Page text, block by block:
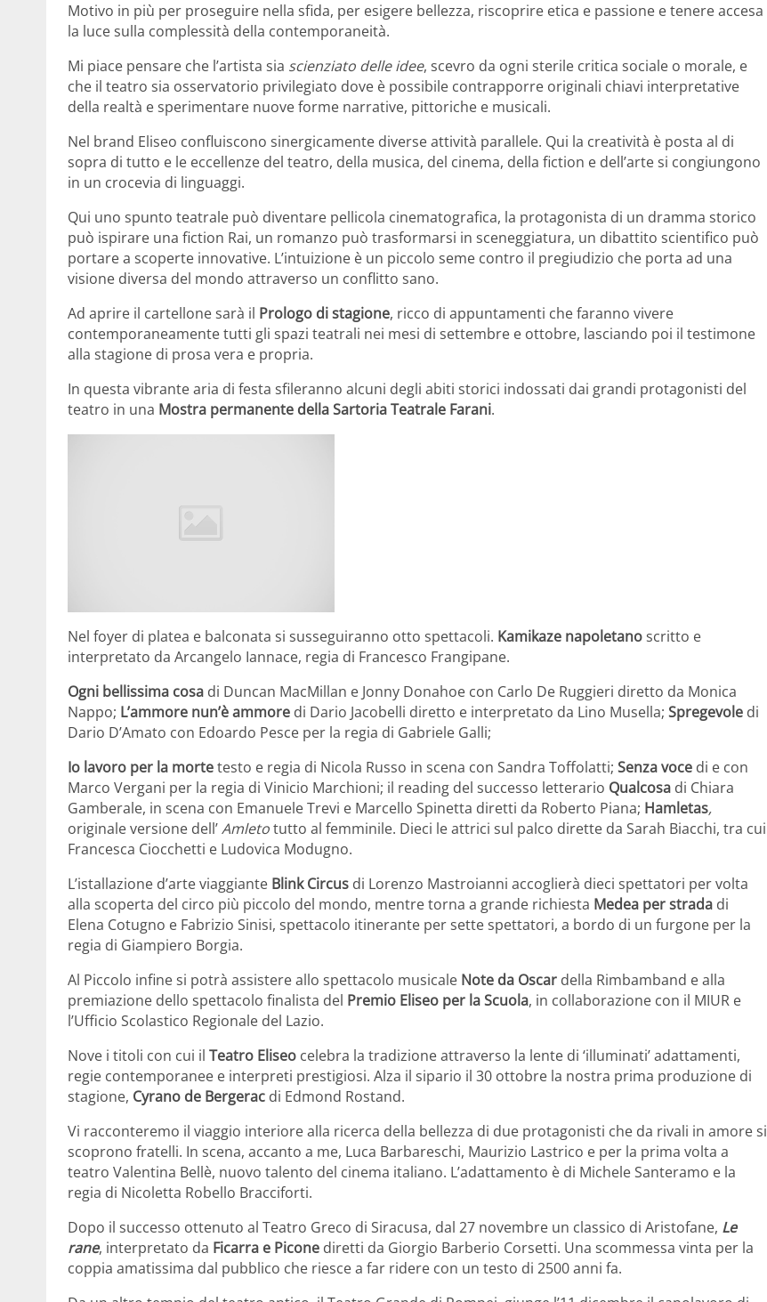
Motivo in più per proseguire nella sfida, per esigere bellezza, riscoprire etica e passione e tenere accesa
la luce sulla complessità della contemporaneità.
Mi piace pensare che l’artista sia scienziato delle idee, scevro da ogni sterile critica sociale o morale, e
che il teatro sia osservatorio privilegiato dove è possibile contrapporre originali chiavi interpretative
della realtà e sperimentare nuove forme narrative, pittoriche e musicali.
Nel brand Eliseo confluiscono sinergicamente diverse attività parallele. Qui la creatività è posta al di
sopra di tutto e le eccellenze del teatro, della musica, del cinema, della fiction e dell’arte si congiungono
in un crocevia di linguaggi.
Qui uno spunto teatrale può diventare pellicola cinematografica, la protagonista di un dramma storico
può ispirare una fiction Rai, un romanzo può trasformarsi in sceneggiatura, un dibattito scientifico può
portare a scoperte innovative. L’intuizione è un piccolo seme contro il pregiudizio che porta ad una
visione diversa del mondo attraverso un conflitto sano.
Ad aprire il cartellone sarà il Prologo di stagione, ricco di appuntamenti che faranno vivere
contemporaneamente tutti gli spazi teatrali nei mesi di settembre e ottobre, lasciando poi il testimone
alla stagione di prosa vera e propria.
In questa vibrante aria di festa sfileranno alcuni degli abiti storici indossati dai grandi protagonisti del
teatro in una Mostra permanente della Sartoria Teatrale Farani.
Nel foyer di platea e balconata si susseguiranno otto spettacoli. Kamikaze napoletanoscritto e
interpretato da Arcangelo Iannace, regia di Francesco Frangipane.
Ogni bellissima cosa di Duncan MacMillan e Jonny Donahoe con Carlo De Ruggieri diretto da Monica
Nappo; L’ammore nun’è ammore di Dario Jacobelli diretto e interpretato da Lino Musella; Spregevole di
Dario D’Amato con Edoardo Pesce per la regia di Gabriele Galli;
Io lavoro per la mortetesto e regia di Nicola Russo in scena con Sandra Toffolatti; Senza voce di e con
Marco Vergani per la regia di Vinicio Marchioni; il reading del successo letterario Qualcosa di Chiara
Gamberale, in scena con Emanuele Trevi e Marcello Spinetta diretti da Roberto Piana; Hamletas,
originale versione dell’Amletotutto al femminile. Dieci le attrici sul palco dirette da Sarah Biacchi, tra cui
Francesca Ciocchetti e Ludovica Modugno.
L’istallazione d’arte viaggiante Blink Circus di Lorenzo Mastroianni accoglierà dieci spettatori per volta
alla scoperta del circo più piccolo del mondo, mentre torna a grande richiesta Medea per strada di
Elena Cotugno e Fabrizio Sinisi, spettacolo itinerante per sette spettatori, a bordo di un furgone per la
regia di Giampiero Borgia.
Al Piccolo infine si potrà assistere allo spettacolo musicale Note da Oscar della Rimbamband e alla
premiazione dello spettacolo finalista del Premio Eliseo per la Scuola, in collaborazione con il MIUR e
l’Ufficio Scolastico Regionale del Lazio.
Nove i titoli con cui il Teatro Eliseo celebra la tradizione attraverso la lente di ‘illuminati’ adattamenti,
regie contemporanee e interpreti prestigiosi. Alza il sipario il 30 ottobre la nostra prima produzione di
stagione, Cyrano de Bergerac di Edmond Rostand.
Vi racconteremo il viaggio interiore alla ricerca della bellezza di due protagonisti che da rivali in amore si
scoprono fratelli. In scena, accanto a me, Luca Barbareschi, Maurizio Lastrico e per la prima volta a
teatro Valentina Bellè, nuovo talento del cinema italiano. L’adattamento è di Michele Santeramo e la
regia di Nicoletta Robello Bracciforti.
Dopo il successo ottenuto al Teatro Greco di Siracusa, dal 27 novembre un classico di Aristofane, Le
rane, interpretato da Ficarra e Picone diretti da Giorgio Barberio Corsetti. Una scommessa vinta per la
coppia amatissima dal pubblico che riesce a far ridere con un testo di 2500 anni fa.